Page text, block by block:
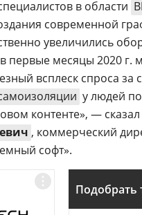
в области
современной
увеличились
первые месяцы 2020 г.
всплеск спроса за
у людей
контенте», — сказал
, коммерческий
софт».
Подобрать